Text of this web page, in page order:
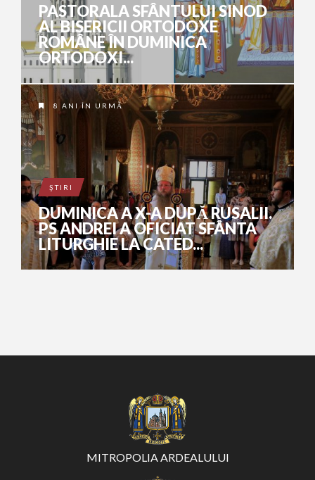
PASTORALA SFÂNTULUI SINOD
AL BISERICII ORTODOXE
ROMÂNE ÎN DUMINICA
ORTODOXI...
8 ANI ÎN URMĂ
ŞTIRI
DUMINICA A X-A DUPĂ RUSALII.
PS ANDREI A OFICIAT SFÂNTA
LITURGHIE LA CATED...
MITROPOLIA ARDEALULUI